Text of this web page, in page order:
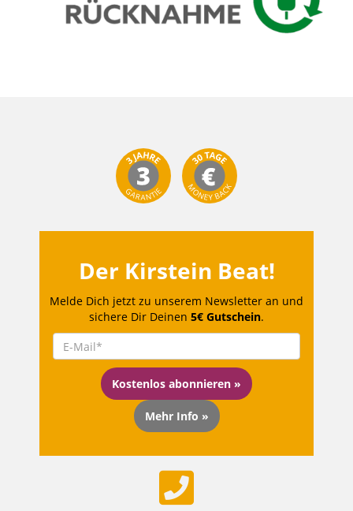
Der Kirstein Beat!
Melde Dich jetzt zu unserem Newsletter an und
sichere Dir Deinen 5€ Gutschein.
Kostenlos abonnieren »
Mehr Info »